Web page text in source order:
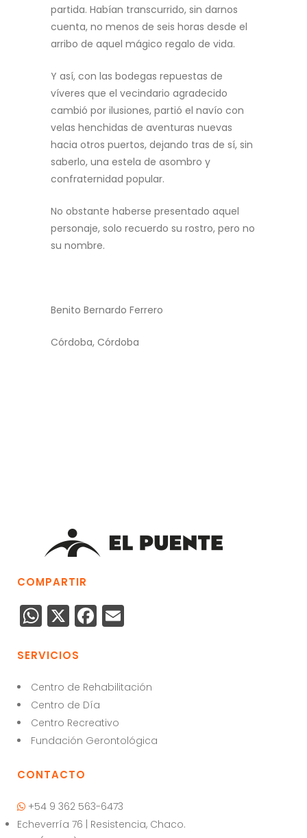
partida. Habían transcurrido, sin darnos
cuenta, no menos de seis horas desde el
arribo de aquel mágico regalo de vida.
Y así, con las bodegas repuestas de
víveres que el vecindario agradecido
cambió por ilusiones, partió el navío con
velas henchidas de aventuras nuevas
hacia otros puertos, dejando tras de sí, sin
saberlo, una estela de asombro y
confraternidad popular.
No obstante haberse presentado aquel
personaje, solo recuerdo su rostro, pero no
su nombre.
Benito Bernardo Ferrero
Córdoba, Córdoba
COMPARTIR
W
h
a
ts
A
p
p
X F
a
e
b
o
o
l
SERVICIOS
Centro de Rehabilitación
Centro de Día
Centro Recreativo
Fundación Gerontológica
CONTACTO
+54 9 362 563-6473
Echeverría 76 | Resistencia, Chaco.